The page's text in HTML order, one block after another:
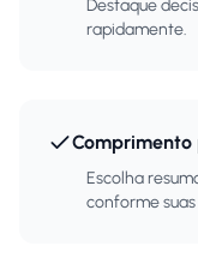
Destaque
rapidamente.
Escolha
conforme